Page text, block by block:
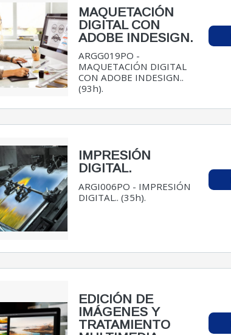
MAQUETACIÓN
DIGITAL CON
ADOBE INDESIGN.
ARGG019PO -
MAQUETACIÓN DIGITAL
CON ADOBE INDESIGN..
(93h).
IMPRESIÓN
DIGITAL.
ARGI006PO - IMPRESIÓN
DIGITAL.. (35h).
EDICIÓN DE
IMÁGENES Y
TRATAMIENTO